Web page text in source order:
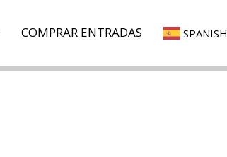
COMPRAR ENTRADAS SPANISH